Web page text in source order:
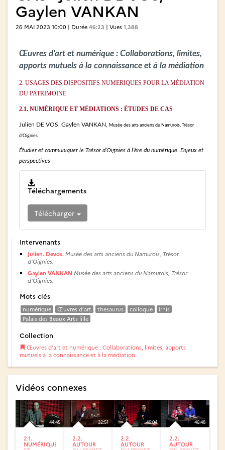
Gaylen VANKAN
26 MAI 2023 10:00 | Durée 46:23 | Vues 1,388
Œuvres d’art et numérique : Collaborations, limites,
apports mutuels à la connaissance et à la médiation
2. USAGES DES DISPOSITIFS NUMERIQUES POUR LA MÉDIATION
DU PATRIMOINE
2.1. NUMÉRIQUE ET MÉDIATIONS : ÉTUDES DE CAS
Julien DE VOS, Gaylen VANKAN, Musée des arts anciens du Namurois, Trésor
d’Oignies
Étudier et communiquer le Trésor d’Oignies à l’ère du numérique. Enjeux et
perspectives
Téléchargements
Télécharger
Intervenants
Julien. Devos. Musée des arts anciens du Namurois, Trésor
d’Oignies.
Gaylen VANKAN Musée des arts anciens du Namurois, Trésor
d’Oignies.
Mots clés
numérique Œuvres d’art thesaurus colloque
Irhis
Palais des Beaux Arts lille
Collection
Œuvres d’art et numérique : Collaborations, limites, apports
mutuels à la connaissance et à la médiation
Vidéos connexes
44:45
2.1.
NUMÉRIQUE
32:51
2.2.
AUTOUR
46:04
2.2.
AUTOUR
46:48
2.2.
AUTOUR